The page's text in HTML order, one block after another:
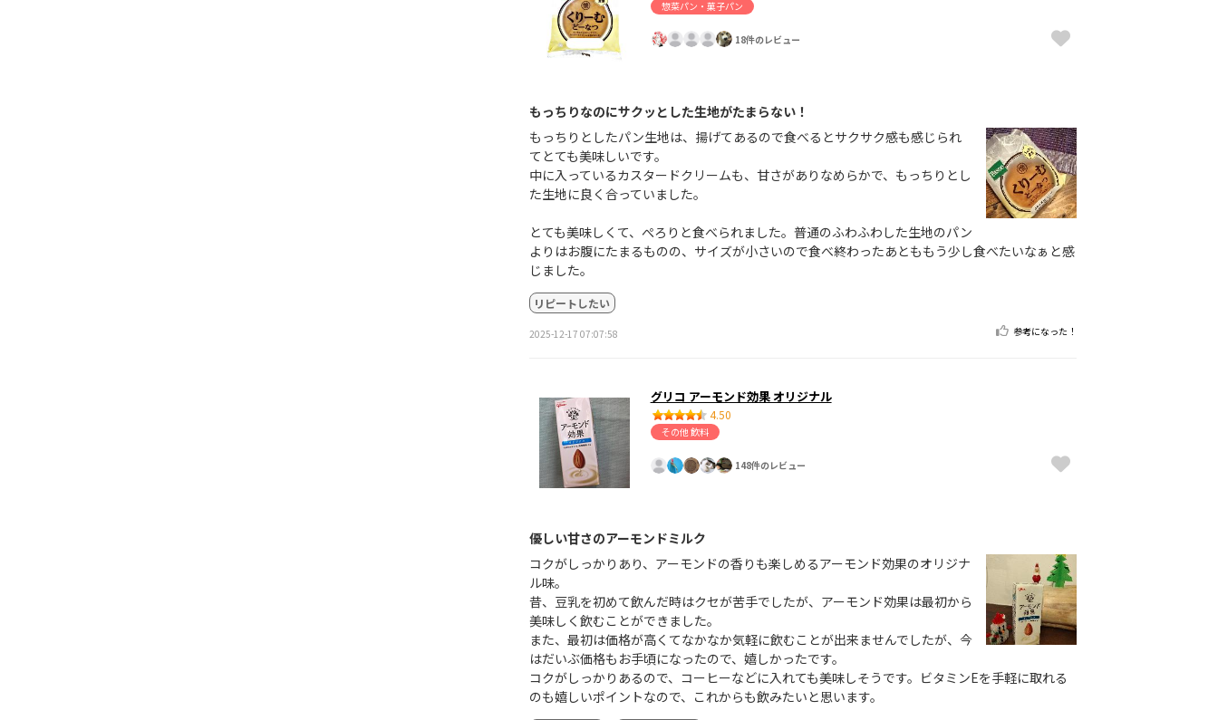
惣菜パン・菓子パン
18件のレビュー
もっちりなのにサクッとした生地がたまらない！
もっちりとしたパン生地は、揚げてあるので食べるとサクサク感も感じられ
てとても美味しいです。
中に入っているカスタードクリームも、甘さがありなめらかで、もっちりとし
た生地に良く合っていました。
とても美味しくて、ぺろりと食べられました。普通のふわふわした生地のパン
よりはお腹にたまるものの、サイズが小さいので食べ終わったあとももう少し食べたいなぁと感
じました。
リピートしたい
2025-12-17 07:07:58 参考になった！
グリコ アーモンド効果 オリジナル
4.50
その他 飲料
148件のレビュー
優しい甘さのアーモンドミルク
コクがしっかりあり、アーモンドの香りも楽しめるアーモンド効果のオリジナ
ル味。
昔、豆乳を初めて飲んだ時はクセが苦手でしたが、アーモンド効果は最初から
美味しく飲むことができました。
また、最初は価格が高くてなかなか気軽に飲むことが出来ませんでしたが、今
はだいぶ価格もお手頃になったので、嬉しかったです。
コクがしっかりあるので、コーヒーなどに入れても美味しそうです。ビタミンEを手軽に取れる
のも嬉しいポイントなので、これからも飲みたいと思います。